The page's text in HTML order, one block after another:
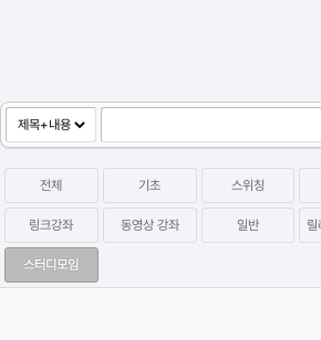
전체 기초 스위칭
링크강좌 동영상 강좌 일반
스터디모임